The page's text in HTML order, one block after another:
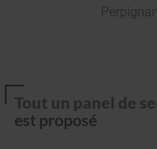
Tout un panel de
est proposé